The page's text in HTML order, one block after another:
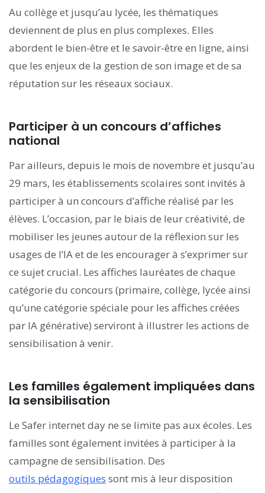
Au collège et jusqu’au lycée, les thématiques
deviennent de plus en plus complexes. Elles
abordent le bien-être et le savoir-être en ligne, ainsi
que les enjeux de la gestion de son image et de sa
réputation sur les réseaux sociaux.
Participer à un concours d’affiches
national
Par ailleurs, depuis le mois de novembre et jusqu’au
29 mars, les établissements scolaires sont invités à
participer à un concours d’affiche réalisé par les
élèves. L’occasion, par le biais de leur créativité, de
mobiliser les jeunes autour de la réflexion sur les
usages de l’IA et de les encourager à s’exprimer sur
ce sujet crucial. Les affiches lauréates de chaque
catégorie du concours (primaire, collège, lycée ainsi
qu’une catégorie spéciale pour les affiches créées
par IA générative) serviront à illustrer les actions de
sensibilisation à venir.
Les familles également impliquées dans
la sensibilisation
Le Safer internet day ne se limite pas aux écoles. Les
familles sont également invitées à participer à la
campagne de sensibilisation. Des
outils pédagogiques sont mis à leur disposition